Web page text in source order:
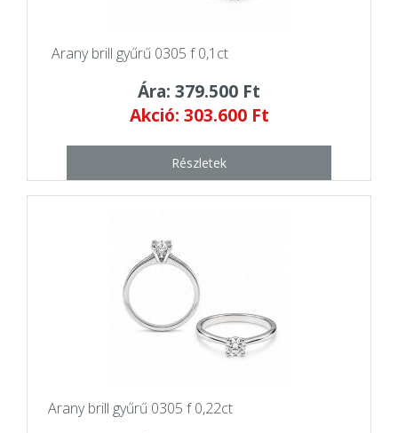
Arany brill gyűrű 0305 f 0,1ct
Ára: 379.500 Ft
Akció: 303.600 Ft
Részletek
Arany brill gyűrű 0305 f 0,22ct